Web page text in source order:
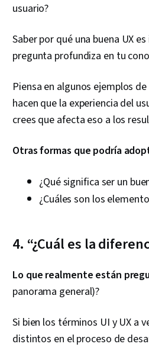
usuario?
Saber por qué una buena UX
pregunta profundiza en tu
Piensa en algunos ejemplos
hacen que la experiencia del
crees que afecta eso a los
Otras formas que podría
¿Qué significa ser un
¿Cuáles son los
4. “¿Cuál es la
Lo que realmente están
panorama general)?
Si bien los términos UI y UX a
distintos en el proceso de